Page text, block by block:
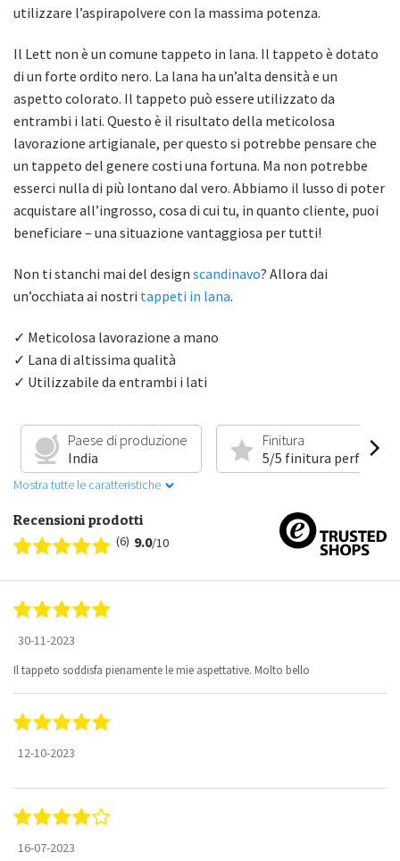
utilizzare l’aspirapolvere con la massima potenza.
Il Lett non è un comune tappeto in lana. Il tappeto è dotato
di un forte ordito nero. La lana ha un’alta densità e un
aspetto colorato. Il tappeto può essere utilizzato da
entrambi i lati. Questo è il risultato della meticolosa
lavorazione artigianale, per questo si potrebbe pensare che
un tappeto del genere costi una fortuna. Ma non potrebbe
esserci nulla di più lontano dal vero. Abbiamo il lusso di poter
acquistare all’ingrosso, cosa di cui tu, in quanto cliente, puoi
beneficiare – una situazione vantaggiosa per tutti!
Non ti stanchi mai del design scandinavo? Allora dai
un’occhiata ai nostri tappeti in lana.
✓ Meticolosa lavorazione a mano
✓ Lana di altissima qualità
✓ Utilizzabile da entrambi i lati
Paese di produzione
India
Finitura
5/5 finitura perfetta
Mostra tutte le caratteristiche
Recensioni prodotti
(6) 9.0/10
30-11-2023
Il tappeto soddisfa pienamente le mie aspettative. Molto bello
12-10-2023
16-07-2023